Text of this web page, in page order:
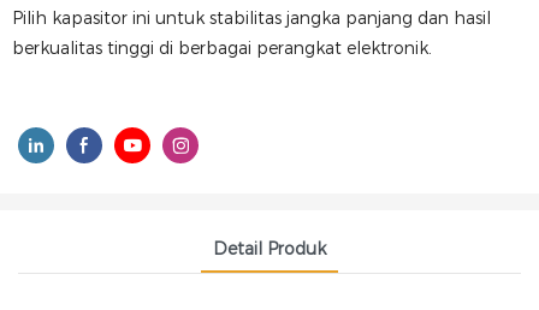
Pilih kapasitor ini untuk stabilitas jangka panjang dan hasil
berkualitas tinggi di berbagai perangkat elektronik.
Detail Produk